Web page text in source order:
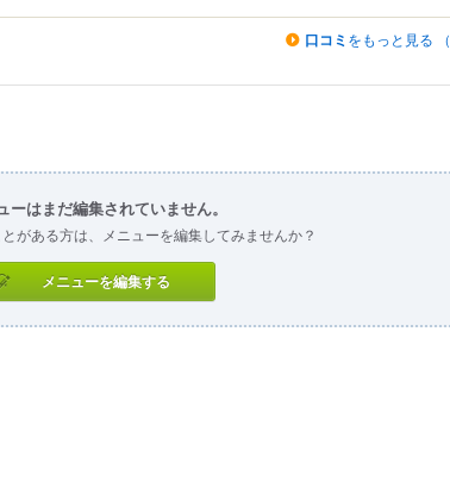
口コミ をもっと見る （
ーはまだ編集されていません。
がある方は、メニューを編集してみませんか？
メニューを編集する